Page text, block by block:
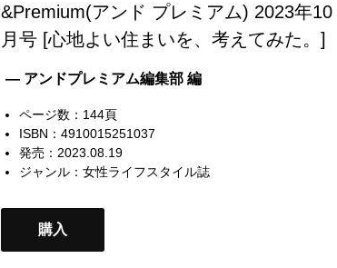
&Premium(アンド プレミアム) 2023年10
月号 [心地よい住まいを、考えてみた。]
— アンドプレミアム編集部 編
ページ数：144頁
ISBN：4910015251037
発売：2023.08.19
ジャンル： 女性ライフスタイル誌
購入